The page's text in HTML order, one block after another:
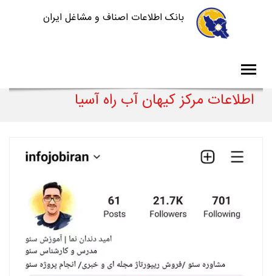
بانک اطلاعات اصناف و مشاغل ایران
اطلاعات مرکز کیهان آب راه آسیا